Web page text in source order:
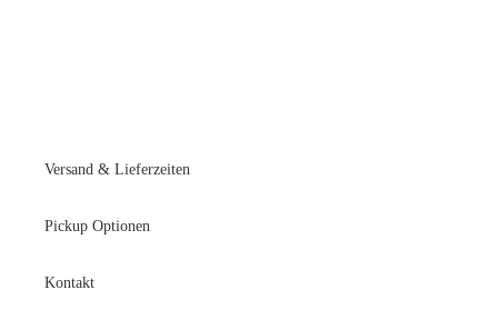
Versand & Lieferzeiten
Pickup Optionen
Kontakt